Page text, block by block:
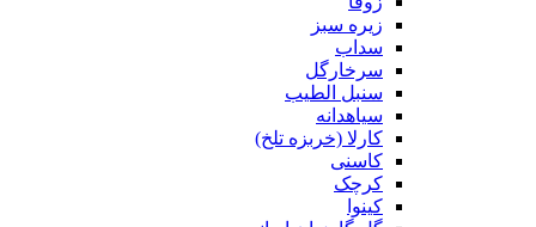
زیره سبز
سداب
سرخارگل
سنبل الطیب
سیاهدانه
کارلا (خربزه تلخ)
کاسنی
کرچک
کینوا